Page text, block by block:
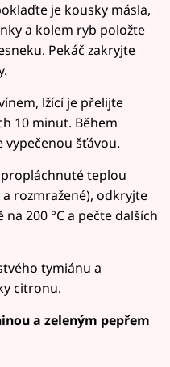
je kousky másla,
a kolem ryb položte
Pekáč zakryjte
lžící je přelijte
10 minut. Během
vypečenou šťávou.
teplou
rozmražené), odkryjte
200 °C a pečte dalších
tymiánu a
citronu.
a zeleným pepřem